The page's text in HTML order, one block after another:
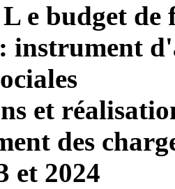
e budget de
instrument
et
des
et 2024